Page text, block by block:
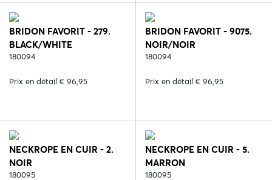
BRIDON FAVORIT - 279.
BLACK/WHITE
180094
Prix en détail € 96,95
BRIDON FAVORIT - 9075.
NOIR/NOIR
180094
Prix en détail € 96,95
NECKROPE EN CUIR - 2.
NOIR
180095
NECKROPE EN CUIR - 5.
MARRON
180095